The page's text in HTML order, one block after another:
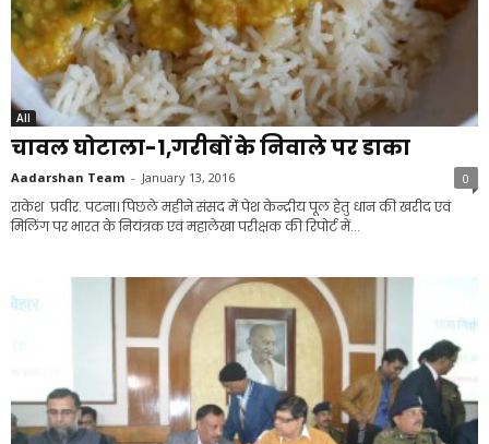
All
चावल घोटाला-1,गरीबों के निवाले पर डाका
Aadarshan Team - January 13, 2016 0
राकेश प्रवीर. पटना। पिछले महीने संसद में पेश केन्द्रीय पूल हेतु धान की खरीद एवं
मिलिंग पर भारत के नियंत्रक एवं महालेखा परीक्षक की रिपोर्ट में...